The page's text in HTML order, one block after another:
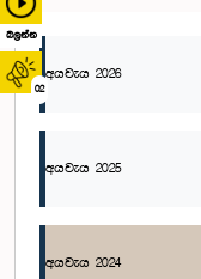
බලන්න
02
අයවැය 2026
අයවැය 2025
අයවැය 2024